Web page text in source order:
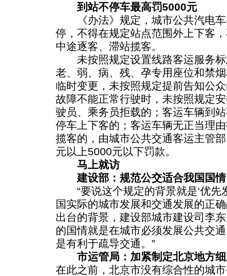
到站不停车最高罚5000元
《办法》规定，城市公共汽电车
停，不得在规定站点范围外上下客
中途逐客、滞站揽客。
未按照规定设置线路客运服务标
老、弱、病、残、孕专用座位和禁
临时变更，未按照规定提前告知公
故障不能正常行驶时，未按照规定
驶员、乘务员拒载的；客运车辆到
停车上下客的；客运车辆无正当理
揽客的，由城市公共交通客运主管
元以上5000元以下罚款。
马上就访
建设部：规范公交适合我国国情
“要说这个规定的背景就是‘优先
国实际的城市发展和交通发展的正
出台的背景，建设部城市建设司李
的国情就是在城市必须发展公共交
是有利于疏导交通。”
市运管局：加紧制定北京地方
在此之前，北京市没有综合性的城